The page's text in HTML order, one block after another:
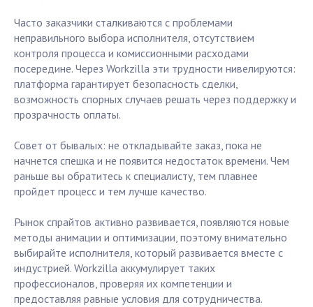
Часто заказчики сталкиваются с проблемами
неправильного выбора исполнителя, отсутствием
контроля процесса и комиссионными расходами
посередине. Через Workzilla эти трудности нивелируются:
платформа гарантирует безопасность сделки,
возможность спорных случаев решать через поддержку и
прозрачность оплаты.
Совет от бывалых: не откладывайте заказ, пока не
начнется спешка и не появится недостаток времени. Чем
раньше вы обратитесь к специалисту, тем плавнее
пройдет процесс и тем лучше качество.
Рынок спрайтов активно развивается, появляются новые
методы анимации и оптимизации, поэтому внимательно
выбирайте исполнителя, который развивается вместе с
индустрией. Workzilla аккумулирует таких
профессионалов, проверяя их компетенции и
предоставляя равные условия для сотрудничества.